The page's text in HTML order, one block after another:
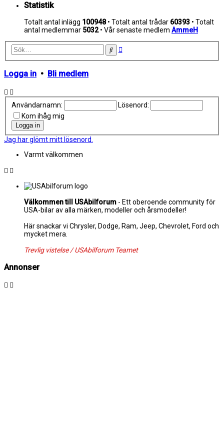
Statistik
Totalt antal inlägg 100948• Totalt antal trådar 60393 • Totalt
antal medlemmar 5032• Vår senaste medlem AmmeH
SökAvancerad
Logga in • Bli medlem
Användarnamn:
Lösenord:
Kom ihåg mig
Jag har glömt mitt lösenord.
Varmt välkommen
Välkommen till USAbilforum - Ett oberoende community för
USA-bilar av alla märken, modeller och årsmodeller!
Här snackar vi Chrysler, Dodge, Ram, Jeep, Chevrolet, Ford och
mycket mera.
Trevlig vistelse / USAbilforum Teamet
Annonser